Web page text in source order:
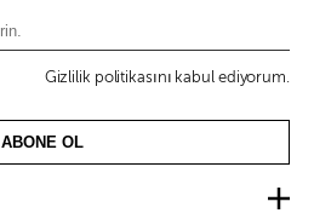
Gizlilik politikasını kabul ediyorum.
ABONE OL